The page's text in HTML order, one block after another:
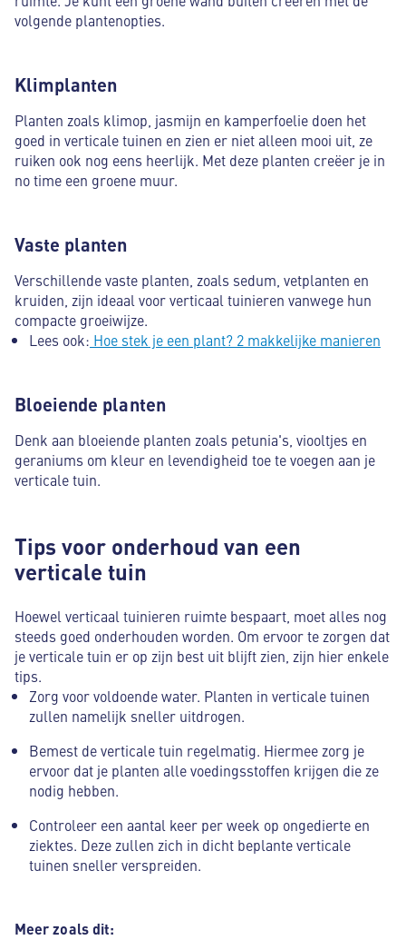
volgende plantenopties.
Klimplanten
Planten zoals klimop, jasmijn en kamperfoelie doen het
goed in verticale tuinen en zien er niet alleen mooi uit, ze
ruiken ook nog eens heerlijk. Met deze planten creëer je in
no time een groene muur.
Vaste planten
Verschillende vaste planten, zoals sedum, vetplanten en
kruiden, zijn ideaal voor verticaal tuinieren vanwege hun
compacte groeiwijze.
Lees ook: Hoe stek je een plant? 2 makkelijke manieren
Bloeiende planten
Denk aan bloeiende planten zoals petunia's, viooltjes en
geraniums om kleur en levendigheid toe te voegen aan je
verticale tuin.
Tips voor onderhoud van een
verticale tuin
Hoewel verticaal tuinieren ruimte bespaart, moet alles nog
steeds goed onderhouden worden. Om ervoor te zorgen dat
je verticale tuin er op zijn best uit blijft zien, zijn hier enkele
tips.
Zorg voor voldoende water. Planten in verticale tuinen
zullen namelijk sneller uitdrogen.
Bemest de verticale tuin regelmatig. Hiermee zorg je
ervoor dat je planten alle voedingsstoffen krijgen die ze
nodig hebben.
Controleer een aantal keer per week op ongedierte en
ziektes. Deze zullen zich in dicht beplante verticale
tuinen sneller verspreiden.
Meer zoals dit: